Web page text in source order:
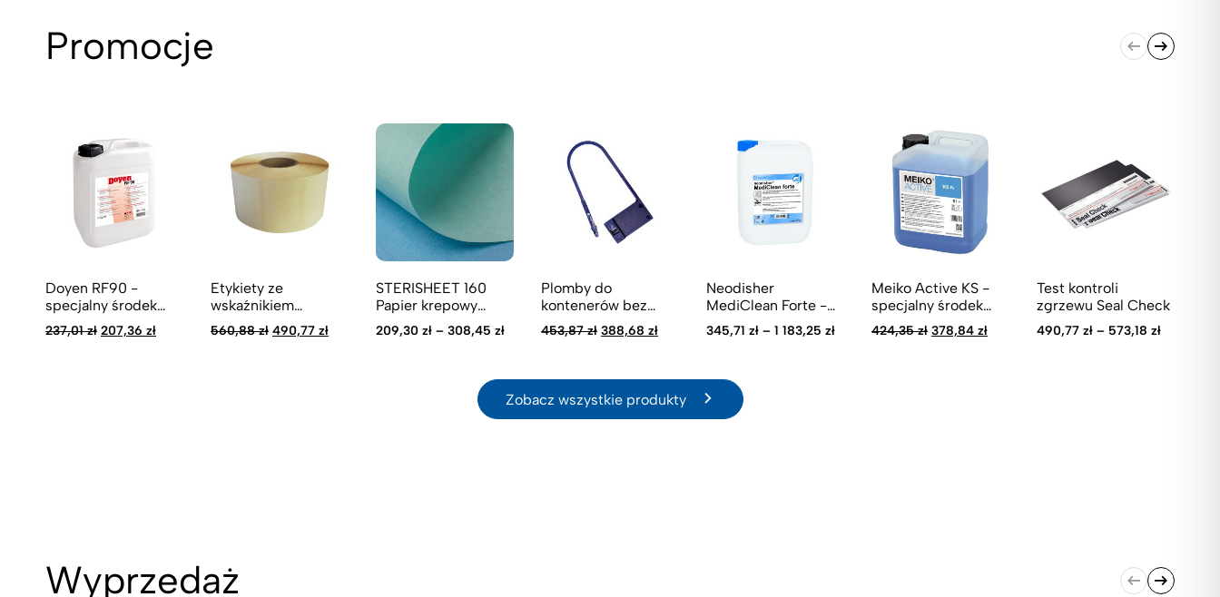
Promocje
Doyen RF90 -
specjalny środek
myjący do Meiko
TopClean 60
237,01zł Pierwotna
207,36 złAktualna
Etykiety ze
wskaźnikiem
procesu - podwónie
przylepne
560,88zł Pierwotna
490,77 złAktualna
STERISHEET 160
Papier krepowy
100% CELULOZA,
zielony - 60 g/m2
209,30 zł – 308,45 zł
Plomby do
kontenerów bez
wskaźnika procesu
sterylizacji
453,87zł Pierwotna
388,68 złAktualna
Neodisher
MediClean Forte -
płynny, alkaliczny
środek myjący
345,71 zł – 1 183,25 zł
Meiko Active KS -
specjalny środek
płuczący
424,35zł Pierwotna
378,84 złAktualna
Test kontroli
zgrzewu Seal Check
490,77 zł – 573,18 zł
Zobacz wszystkie produkty
Wyprzedaż